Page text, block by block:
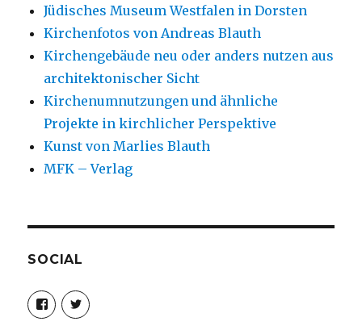
Jüdisches Museum Westfalen in Dorsten
Kirchenfotos von Andreas Blauth
Kirchengebäude neu oder anders nutzen aus
architektonischer Sicht
Kirchenumnutzungen und ähnliche
Projekte in kirchlicher Perspektive
Kunst von Marlies Blauth
MFK – Verlag
SOCIAL
Profil
von
christoph.fleischer1
Profil
von